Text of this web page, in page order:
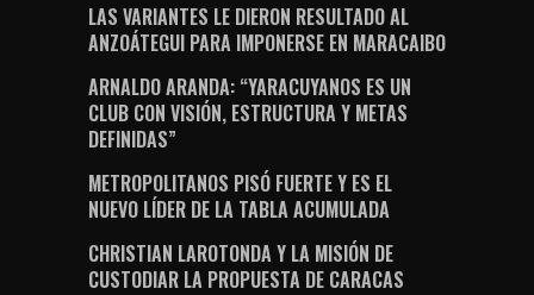
LAS VARIANTES LE DIERON RESULTADO AL
ANZOÁTEGUI PARA IMPONERSE EN MARACAIBO
ARNALDO ARANDA: “YARACUYANOS ES UN
CLUB CON VISIÓN, ESTRUCTURA Y METAS
DEFINIDAS”
METROPOLITANOS PISÓ FUERTE Y ES EL
NUEVO LÍDER DE LA TABLA ACUMULADA
CHRISTIAN LAROTONDA Y LA MISIÓN DE
CUSTODIAR LA PROPUESTA DE CARACAS